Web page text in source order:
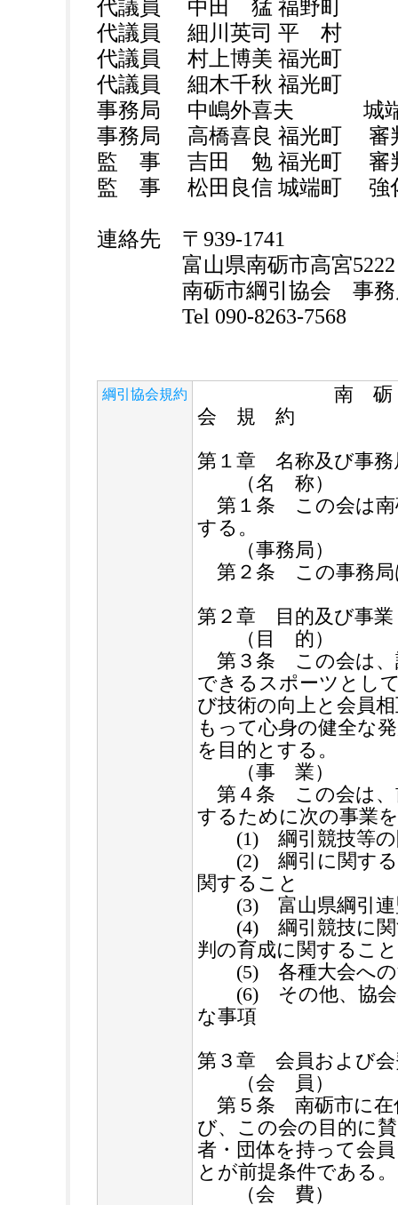
代議員 中田 猛 福野町
代議員 細川英司 平 村
代議員 村上博美 福光町
代議員 細木千秋 福光町
事務局 中嶋外喜夫 城
事務局 高橋喜良 福光町 審
監 事 吉田 勉 福光町 審
監 事 松田良信 城端町 強
連絡先 〒939-1741
富山県南砺市高宮5222
南砺市綱引協会 事務
Tel 090-8263-7568
綱引協会規約
南 砺 市
会 規 約
第１章 名称及び事務
（名 称）
第１条 この会は南
する。
（事務局）
第２条 この事務局
第２章 目的及び事業
（目 的）
第３条 この会は、
できるスポーツとし
び技術の向上と会員
もって心身の健全な
を目的とする。
（事 業）
第４条 この会は、
するために次の事業
(1) 綱引競技等の
(2) 綱引に関する
関すること
(3) 富山県綱引連
(4) 綱引競技に関
判の育成に関すること
(5) 各種大会への
(6) その他、協会
な事項
第３章 会員および会
（会 員）
第５条 南砺市に在
び、この会の目的に
者・団体を持って会
とが前提条件である。
（会 費）